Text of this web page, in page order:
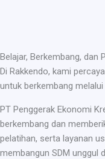
Belajar, Berkembang, dan
Di Rakkendo, kami
untuk berkembang
PT Penggerak Ekonomi
berkembang dan
pelatihan, serta layanan
membangun SDM unggul